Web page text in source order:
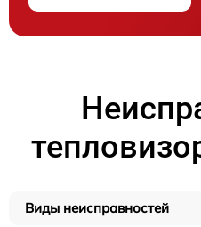
Виды неисправностей